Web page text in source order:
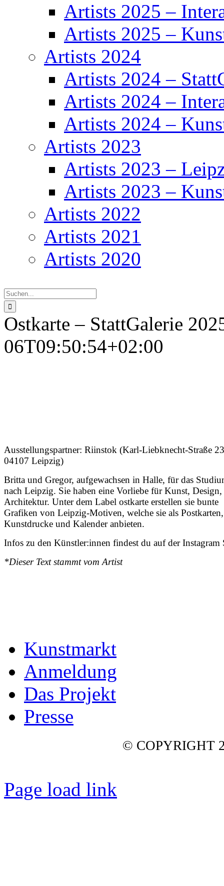
Artists 2025 –
Artists 2025 –
Artists 2024
Artists 2024 –
Artists 2024 –
Artists 2024 –
Artists 2023
Artists 2023 –
Artists 2023 –
Artists 2022
Artists 2021
Artists 2020
nach:
Ostkarte – StattGalerie
06T09:50:54+02:00
Ausstellungspartner: Riinstok (Karl-Liebknecht-Straße
04107 Leipzig)
Britta und Gregor, aufgewachsen in Halle, für das
nach Leipzig. Sie haben eine Vorliebe für Kunst, Design,
Architektur. Unter dem Label ostkarte erstellen sie bunte
Grafiken von Leipzig-Motiven, welche sie als Postkarten,
Kunstdrucke und Kalender anbieten.
Infos zu den Künstler:innen findest du auf der Instagram
*Dieser Text stammt vom Artist
Kunstmarkt
Anmeldung
Das Projekt
Presse
© COPYRIGHT
Page load link